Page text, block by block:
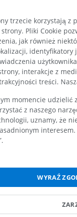
ZA DARMO
Koń –
PREMIUM
Ilustracje
PREMIUM
Ilustracje
trzecie korzystają z
Pliki Cookie
jak również
interakcje z
treści.
momencie udzielić
z naszego
uznamy, że
WYRAŹ